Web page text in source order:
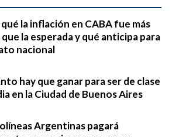
la inflación en CABA fue más
la esperada y qué anticipa para
nacional
hay que ganar para ser de clase
en la Ciudad de Buenos Aires
Argentinas pagará